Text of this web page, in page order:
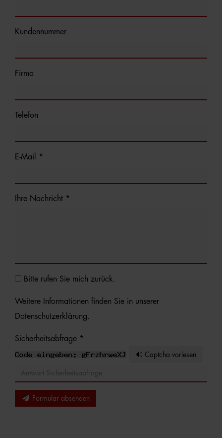
Kundennummer
Firma
Telefon
E-Mail *
Ihre Nachricht *
Bitte rufen Sie mich zurück.
Weitere Informationen finden Sie in unserer
Datenschutzerklärung.
Sicherheitsabfrage *
🔊 Captcha vorlesen
Formular absenden